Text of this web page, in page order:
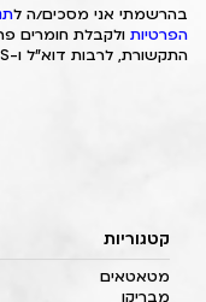
בהרשמתי אני מסכים/ה ל
הפרטיות ולקבלת חומרים
התקשורת, לרבות דוא"ל ו-SMS.
קטגוריות
מטאטאים
מבריקן